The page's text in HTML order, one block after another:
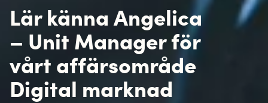
Lär känna Angelica
– Unit Manager för
vårt affärsområde
Digital marknad